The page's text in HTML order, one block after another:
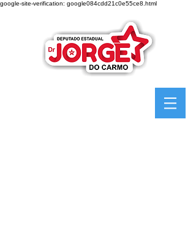
google-site-verification: google084cdd21c0e55ce8.html